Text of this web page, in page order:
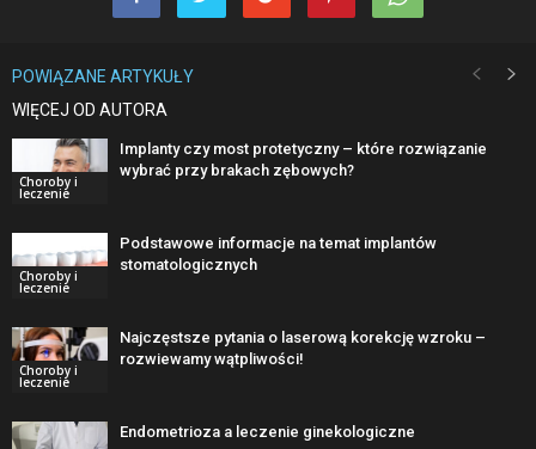
POWIĄZANE ARTYKUŁY
WIĘCEJ OD AUTORA
Choroby i
leczenie
Implanty czy most protetyczny – które rozwiązanie
wybrać przy brakach zębowych?
Choroby i
leczenie
Podstawowe informacje na temat implantów
stomatologicznych
Choroby i
leczenie
Najczęstsze pytania o laserową korekcję wzroku –
rozwiewamy wątpliwości!
Endometrioza a leczenie ginekologiczne